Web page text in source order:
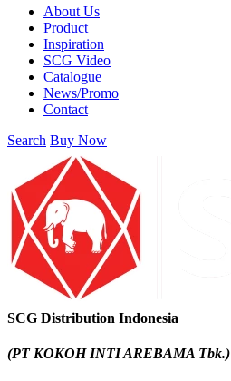
About Us
Product
Inspiration
SCG Video
Catalogue
News/Promo
Contact
Search Buy Now
SCG Distribution Indonesia
(PT KOKOH INTI AREBAMA Tbk.)